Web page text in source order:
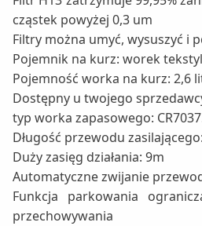
cząstek powyżej 0,3 um
Filtry można umyć, wysuszyć i
Pojemnik na kurz: worek
Pojemność worka na kurz: 2,6
Dostępny u twojego
typ worka zapasowego:
Długość przewodu
Duży zasięg działania: 9m
Automatyczne zwijanie
Funkcja parkowania
przechowywania